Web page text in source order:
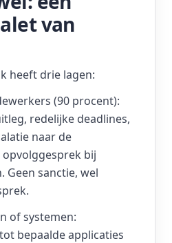
van
heeft drie lagen:
(90 procent):
redelijke deadlines,
naar de
bij
sanctie, wel
of systemen:
bepaalde applicaties